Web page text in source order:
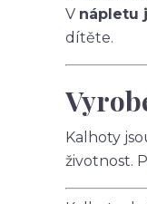
V nápletu
dítěte.
Kalhoty
životnost.